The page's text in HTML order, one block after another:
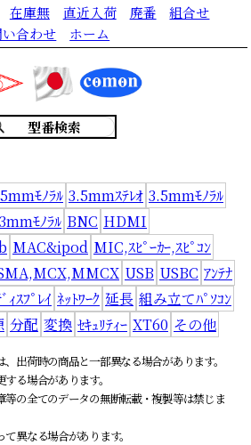
ﾓﾉﾗﾙ 3.5mmｽﾃﾚｵ 3.5mmﾓﾉﾗﾙ
ﾓﾉﾗﾙ BNC HDMI
MAC&ipod MIC,ｽﾋﾟｰｶｰ,ｽﾋﾟｺﾝ
USB USBC ｱﾝﾃﾅ
ｨｽﾌﾟﾚｲ ﾈｯﾄﾜｰｸ 延長 組み立てﾊﾟｿｺﾝ
分配 変換 ｾｷｭﾘﾃｨｰ XT60 その他
在庫無 直近入荷 廃番
組合せ
い合わせ
ホーム
出荷時の商品と一部異なる場合があります。
る場合があります。
等の全てのデータの無断転載・複製等は禁じま
異なる場合があります。